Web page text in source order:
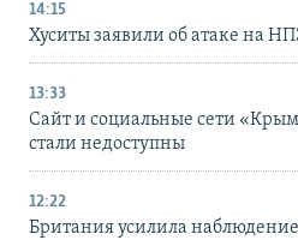
14:15
Хуситы заявили об атаке на
13:33
Сайт и социальные сети
стали недоступны
12:22
Британия усилила